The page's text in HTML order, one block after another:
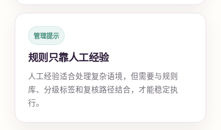
管理提示
规则只靠人工经验
人工经验适合处理复杂语境，但需要与规则
库、分级标签和复核路径结合，才能稳定执
行。